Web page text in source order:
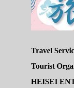
Travel
Tourist
HEISEI